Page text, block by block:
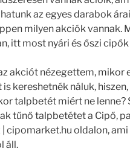
az egyes darabok
milyen akciók vannak.
itt most nyári és őszi cipők
akciót nézegettem, mikor
kereshetnék náluk,
talpbetét miért ne lenne?
tűnő talpbetétet a Cipő,
cipomarket.hu oldalon,
áll.